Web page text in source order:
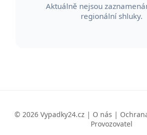
Aktuálně nejsou
regionální shluky.
© 2026 Vypadky24.cz | O nás |
Provozovatel